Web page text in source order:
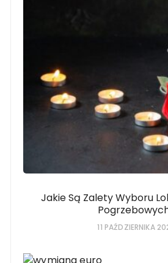
Jakie Są Zalety Wyboru
11 PAŹDZIERNIKA